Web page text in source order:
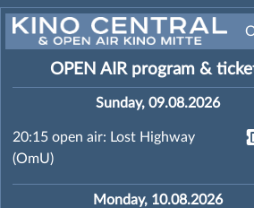
OPEN AIR program &
Sunday, 09.08.2026
20:15 open air: Lost Highway
(OmU)
Monday, 10.08.2026